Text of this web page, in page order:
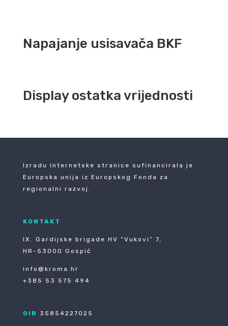
Napajanje usisavača BKF
Display ostatka vrijednosti
Izradu internetske stranice sufinancirala je
Europska unija iz Europskog Fonda za
regionalni razvoj.
KONTAKT
IX. Gardijske brigade HV ”Vukovi” 7,
HR-53000 Gospić
info@kroma.hr
+385 53 575 494
OIB 35854227025